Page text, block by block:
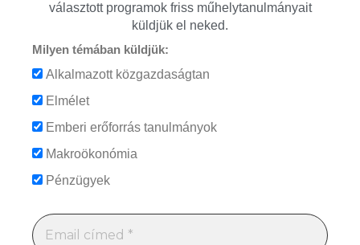
választott programok friss műhelytanulmányait
küldjük el neked.
Milyen témában küldjük:
Alkalmazott közgazdaságtan
Elmélet
Emberi erőforrás tanulmányok
Makroökonómia
Pénzügyek